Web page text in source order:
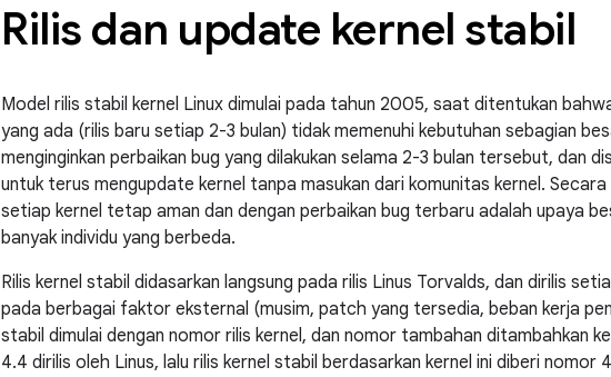
Rilis dan update kernel stabil
Model rilis stabil kernel Linux dimulai pada tahun 2005, saat ditentukan
yang ada (rilis baru setiap 2-3 bulan) tidak memenuhi kebutuhan sebagian
menginginkan perbaikan bug yang dilakukan selama 2-3 bulan tersebut, dan
untuk terus mengupdate kernel tanpa masukan dari komunitas kernel. Secara
setiap kernel tetap aman dan dengan perbaikan bug terbaru adalah upaya
banyak individu yang berbeda.
Rilis kernel stabil didasarkan langsung pada rilis Linus Torvalds, dan dirilis
pada berbagai faktor eksternal (musim, patch yang tersedia, beban kerja
stabil dimulai dengan nomor rilis kernel, dan nomor tambahan ditambahkan
4.4 dirilis oleh Linus, lalu rilis kernel stabil berdasarkan kernel ini diberi nomor